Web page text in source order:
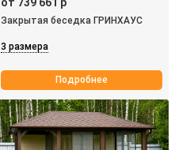
от 739 661 р
Закрытая беседка ГРИНХАУС
3 размера
Подробнее